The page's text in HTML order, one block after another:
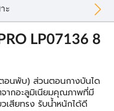
ะ
LP07136 8
อนพับ) ส่วนตอนกางบันได
ากอะลูมิเนียมคุณภาพที่มี
เสียทรง รับน้ำหนักได้ดี